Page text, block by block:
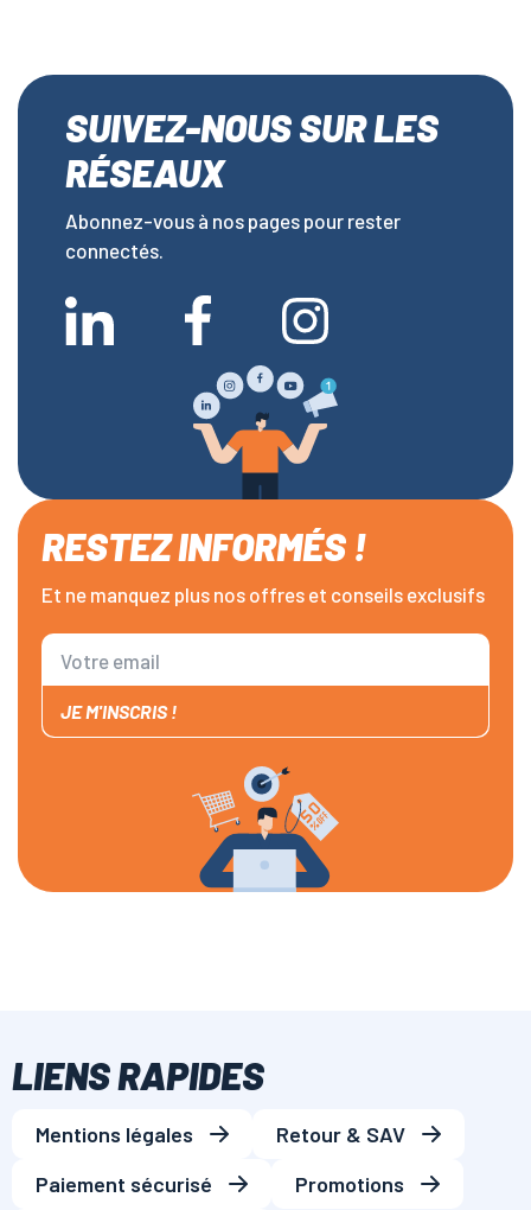
SUIVEZ-NOUS SUR LES
RÉSEAUX
Abonnez-vous à nos pages pour rester
connectés.
RESTEZ INFORMÉS !
Et ne manquez plus nos offres et conseils exclusifs
JE M'INSCRIS !
LIENS RAPIDES
Mentions légales
Retour & SAV
Paiement sécurisé
Promotions